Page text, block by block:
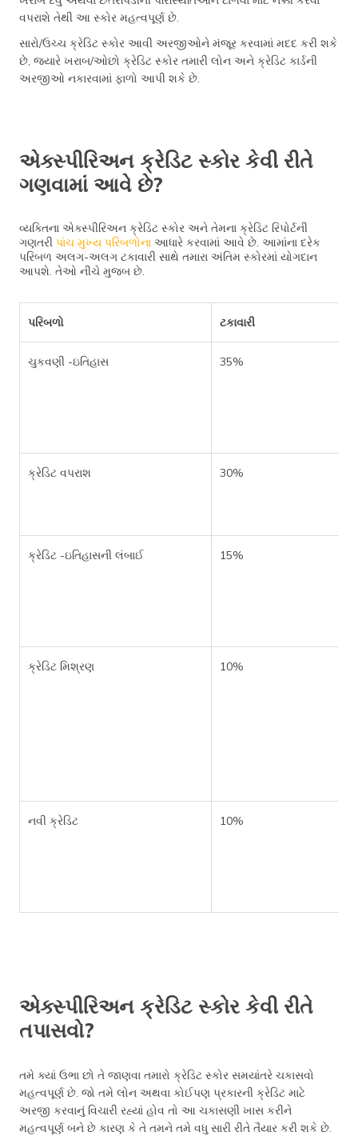
વપરાશે તેથી આ સ્કોર મહત્વપૂર્ણ છે.
સારો/ઉચ્ચ ક્રેડિટ સ્કોર આવી અરજીઓને મંજૂર કરવામાં મદદ કરી શકે
છે, જ્યારે ખરાબ/ઓછો ક્રેડિટ સ્કોર તમારી લોન અને ક્રેડિટ કાર્ડની
અરજીઓ નકારવામાં ફાળો આપી શકે છે.
એક્સ્પીરિઅન ક્રેડિટ સ્કોર કેવી રીતે
ગણવામાં આવે છે?
વ્યક્તિના એક્સ્પીરિઅન ક્રેડિટ સ્કોર અને તેમના ક્રેડિટ રિપોર્ટની
ગણતરી પાંચ મુખ્ય પરિબળોના આધારે કરવામાં આવે છે. આમાંના દરેક
પરિબળ અલગ-અલગ ટકાવારી સાથે તમારા અંતિમ સ્કોરમાં યોગદાન
આપશે. તેઓ નીચે મુજબ છે.
પરિબળો ટકાવારી
ચુકવણી -ઇતિહાસ 35%
ક્રેડિટ વપરાશ 30%
ક્રેડિટ -ઇતિહાસની લંબાઈ 15%
ક્રેડિટ મિશ્રણ 10%
નવી ક્રેડિટ 10%
એક્સ્પીરિઅન ક્રેડિટ સ્કોર કેવી રીતે
તપાસવો?
તમે ક્યાં ઉભા છો તે જાણવા તમારો ક્રેડિટ સ્કોર સમયાંતરે ચકાસવો
મહત્વપૂર્ણ છે. જો તમે લોન અથવા કોઈપણ પ્રકારની ક્રેડિટ માટે
અરજી કરવાનું વિચારી રહ્યાં હોવ તો આ ચકાસણી ખાસ કરીને
મહત્વપૂર્ણ બને છે કારણ કે તે તમને તમે વધુ સારી રીતે તૈયાર કરી શકે છે.